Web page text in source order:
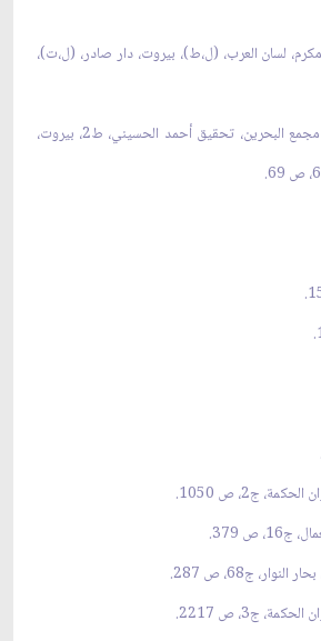
لسان العرب، (ل،ط)، بيروت، دار صادر، (ل،ت)،
3- الطريحي، فخر الدين، مجمع البحرين، تحقيق أحمد الحسيني، ط2، بيروت،